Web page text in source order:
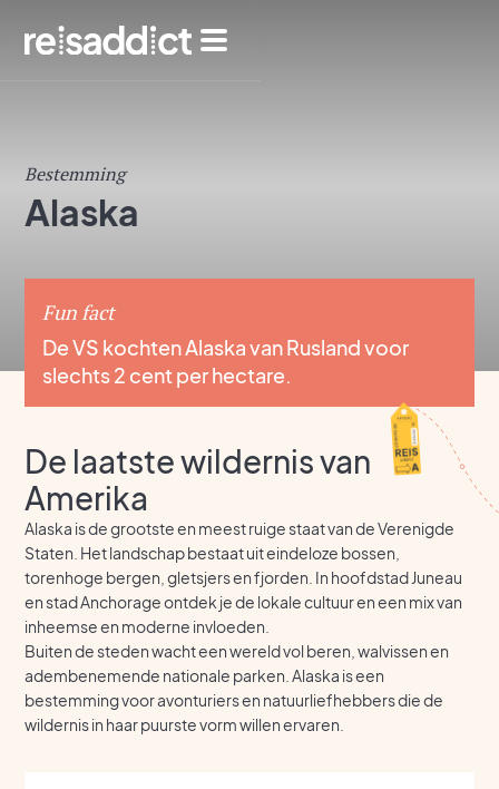
Bestemming
Alaska
Fun fact
De VS kochten Alaska van Rusland voor
slechts 2 cent per hectare.
De laatste wildernis van
Amerika
Alaska is de grootste en meest ruige staat van de Verenigde
Staten. Het landschap bestaat uit eindeloze bossen,
torenhoge bergen, gletsjers en fjorden. In hoofdstad Juneau
en stad Anchorage ontdek je de lokale cultuur en een mix van
inheemse en moderne invloeden.
Buiten de steden wacht een wereld vol beren, walvissen en
adembenemende nationale parken. Alaska is een
bestemming voor avonturiers en natuurliefhebbers die de
wildernis in haar puurste vorm willen ervaren.